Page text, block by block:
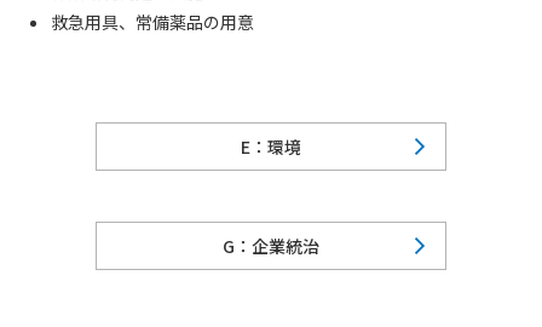
救急用具、常備薬品の用意
E：環境
G：企業統治